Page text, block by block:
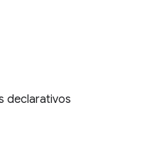
declarativos